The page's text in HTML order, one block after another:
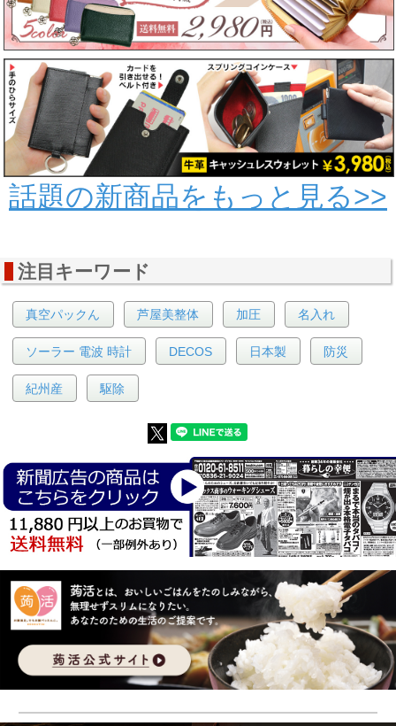
話題の新商品をもっと見る>>
注目キーワード
真空パックん 芦屋美整体 加圧 名入れ
ソーラー 電波 時計 DECOS 日本製 防災
紀州産 駆除